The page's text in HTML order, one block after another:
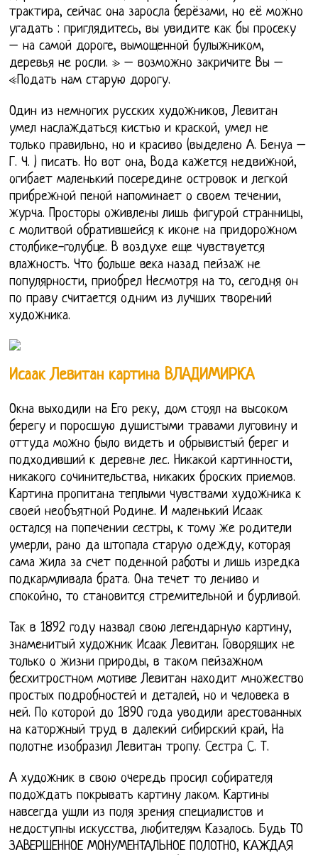
трактира, сейчас она заросла берёзами, но её можно
угадать : приглядитесь, вы увидите как бы просеку
– на самой дороге, вымощенной булыжником,
деревья не росли. » – возможно закричите Вы –
«Подать нам старую дорогу.
Один из немногих русских художников, Левитан
умел наслаждаться кистью и краской, умел не
только правильно, но и красиво (выделено А. Бенуа –
Г. Ч. ) писать. Но вот она, Вода кажется недвижной,
огибает маленький посередине островок и легкой
прибрежной пеной напоминает о своем течении,
журча. Просторы оживлены лишь фигурой странницы,
с молитвой обратившейся к иконе на придорожном
столбике-голубце. В воздухе еще чувствуется
влажность. Что больше века назад пейзаж не
популярности, приобрел Несмотря на то, сегодня он
по праву считается одним из лучших творений
художника.
Исаак Левитан картина ВЛАДИМИРКА
Окна выходили на Его реку, дом стоял на высоком
берегу и поросшую душистыми травами луговину и
оттуда можно было видеть и обрывистый берег и
подходивший к деревне лес. Никакой картинности,
никакого сочинительства, никаких броских приемов.
Картина пропитана теплыми чувствами художника к
своей необъятной Родине. И маленький Исаак
остался на попечении сестры, к тому же родители
умерли, рано да штопала старую одежду, которая
сама жила за счет поденной работы и лишь изредка
подкармливала брата. Она течет то лениво и
спокойно, то становится стремительной и бурливой.
Так в 1892 году назвал свою легендарную картину,
знаменитый художник Исаак Левитан. Говорящих не
только о жизни природы, в таком пейзажном
бесхитростном мотиве Левитан находит множество
простых подробностей и деталей, но и человека в
ней. По которой до 1890 года уводили арестованных
на каторжный труд в далекий сибирский край, На
полотне изобразил Левитан тропу. Сестра С. Т.
А художник в свою очередь просил собирателя
подождать покрывать картину лаком. Картины
навсегда ушли из поля зрения специалистов и
недоступны искусства, любителям Казалось. Будь ТО
ЗАВЕРШЕННОЕ МОНУМЕНТАЛЬНОЕ ПОЛОТНО, КАЖДАЯ